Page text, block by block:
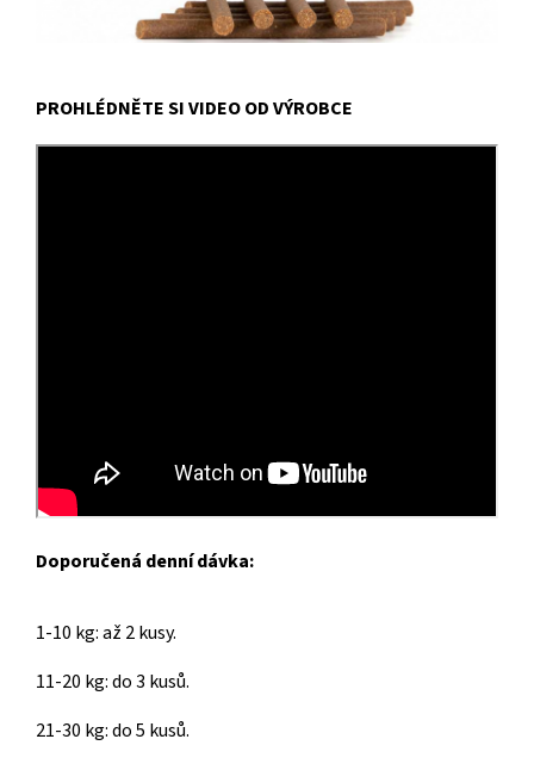
PROHLÉDNĚTE SI VIDEO OD VÝROBCE
Doporučená denní dávka:
1-10 kg: až 2 kusy.
11-20 kg: do 3 kusů.
21-30 kg: do 5 kusů.